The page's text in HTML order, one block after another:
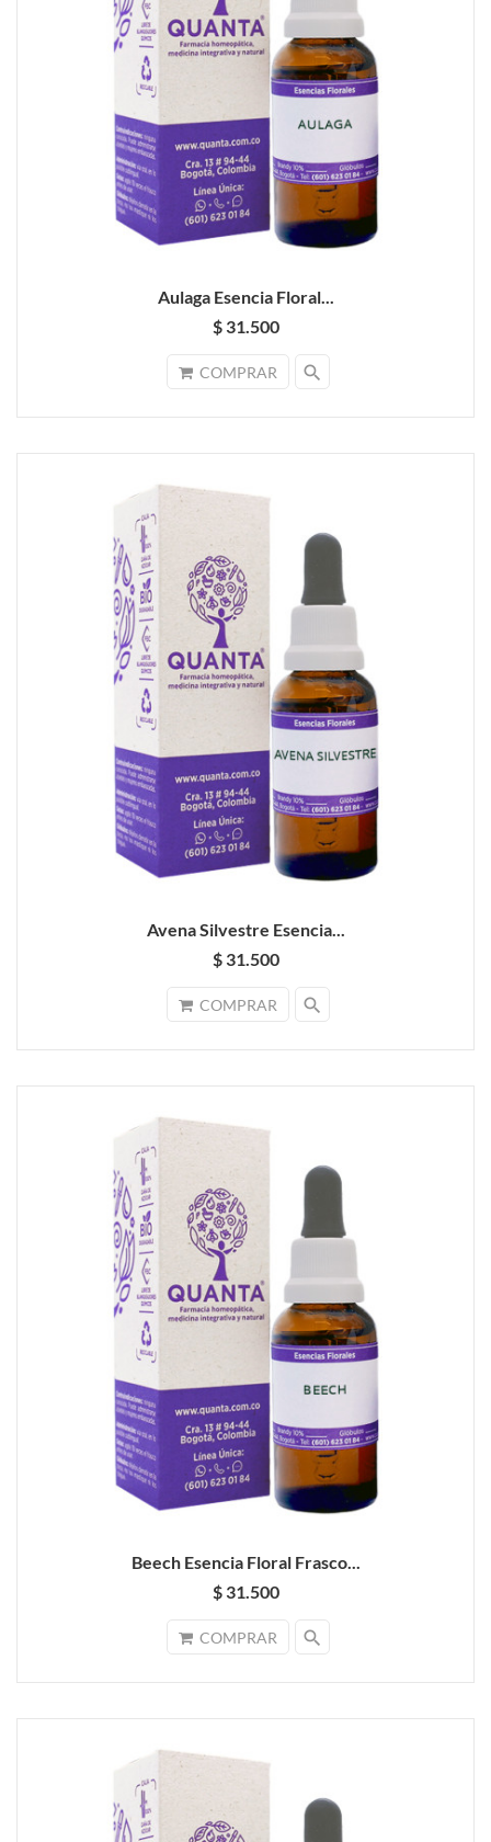
Aulaga Esencia Floral...
$ 31.500
COMPRAR search
Avena Silvestre Esencia...
$ 31.500
COMPRAR search
Beech Esencia Floral Frasco...
$ 31.500
COMPRAR search